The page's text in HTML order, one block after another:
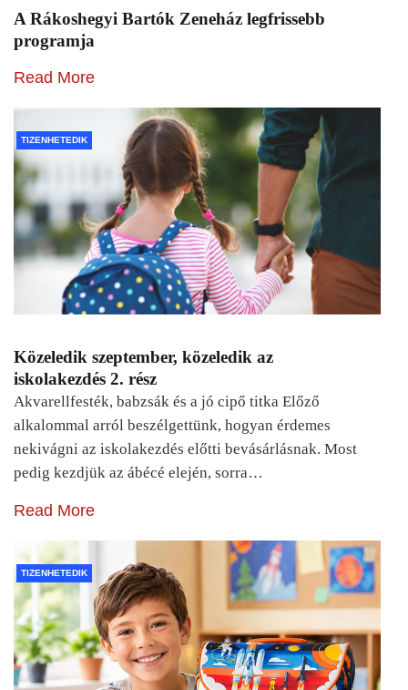
A Rákoshegyi Bartók Zeneház legfrissebb
programja
Read More
TIZENHETEDIK
Közeledik szeptember, közeledik az
iskolakezdés 2. rész
Akvarellfesték, babzsák és a jó cipő titka Előző
alkalommal arról beszélgettünk, hogyan érdemes
nekivágni az iskolakezdés előtti bevásárlásnak. Most
pedig kezdjük az ábécé elején, sorra…
Read More
TIZENHETEDIK